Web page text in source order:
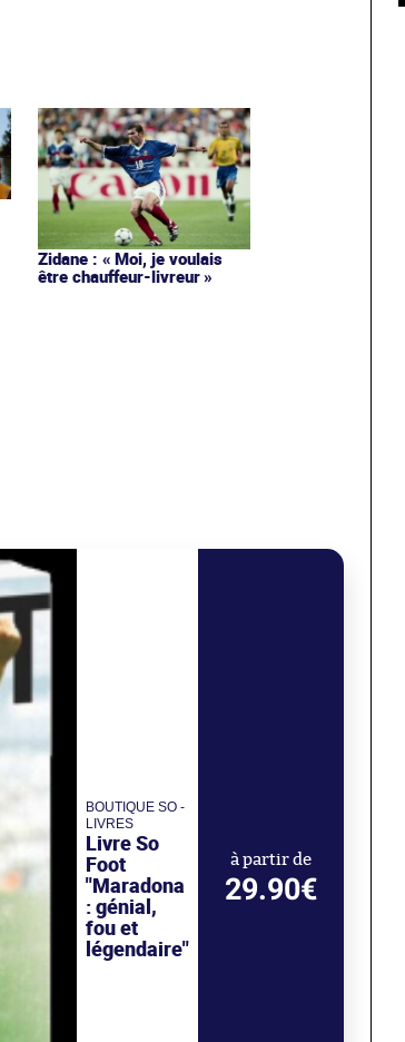
Zidane : « Moi, je voulais
être chauffeur-livreur »
BOUTIQUE SO -
LIVRES
Livre So
Foot
"Maradona
: génial,
fou et
légendaire"
à partir de
29.90€